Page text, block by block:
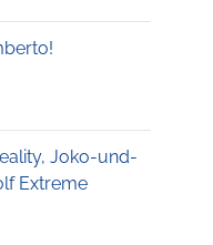
Joko-und-
Extreme